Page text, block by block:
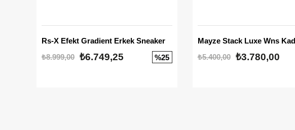
Rs-X Efekt Gradient Erkek Sneaker
₺8.999,00 ₺6.749,25 %25
₺5.400,00
₺3.780,00